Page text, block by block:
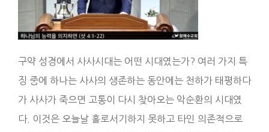
구약 성경에서 사사시대는 어떤 시대였는가? 여러 가지 특
징 중에 하나는 사사의 생존하는 동안에는 천하가 태평하다
가 사사가 죽으면 고통이 다시 찾아오는 악순환의 시대였
다. 이것은 오늘날 홀로서기하지 못하고 타인 의존적으로